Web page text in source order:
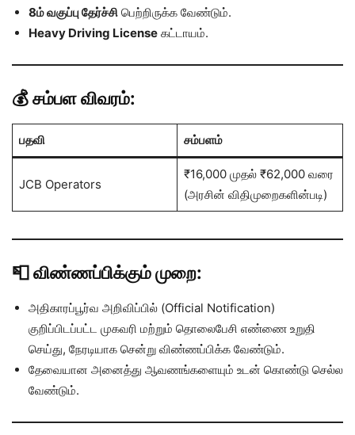
8ம் வகுப்பு தேர்ச்சி பெற்றிருக்க வேண்டும்.
Heavy Driving License கட்டாயம்.
💰 சம்பள விவரம்:
பதவி சம்பளம்
JCB Operators
₹16,000 முதல் ₹62,000 வரை
(அரசின் விதிமுறைகளின்படி)
📮 விண்ணப்பிக்கும் முறை:
அதிகாரப்பூர்வ அறிவிப்பில் (Official Notification)
குறிப்பிடப்பட்ட முகவரி மற்றும் தொலைபேசி எண்ணை உறுதி
செய்து, நேரடியாக சென்று விண்ணப்பிக்க வேண்டும்.
தேவையான அனைத்து ஆவணங்களையும் உடன் கொண்டு செல்ல
வேண்டும்.